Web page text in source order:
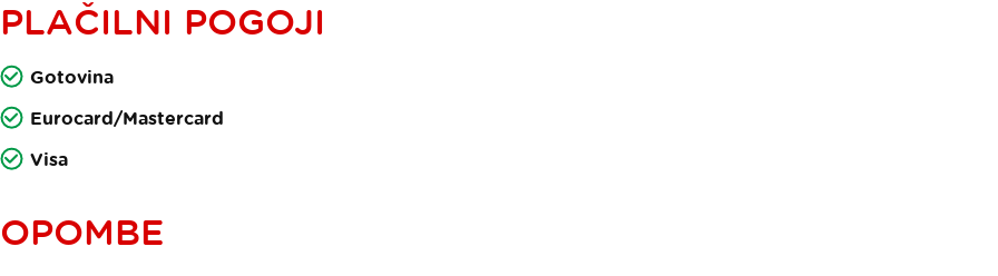
PLAČILNI POGOJI
Gotovina
Eurocard/Mastercard
Visa
OPOMBE